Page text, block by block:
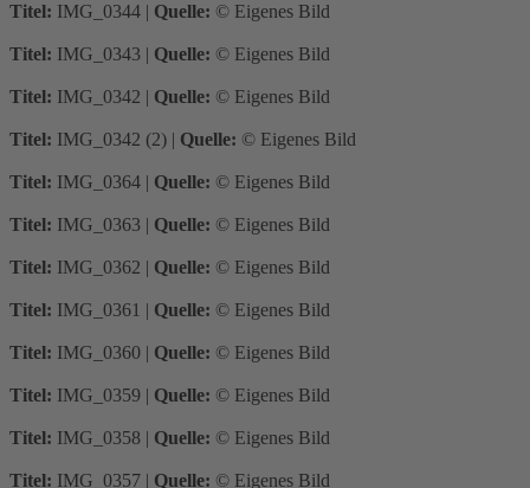
Titel: IMG_0344 | Quelle: © Eigenes Bild
Titel: IMG_0343 | Quelle: © Eigenes Bild
Titel: IMG_0342 | Quelle: © Eigenes Bild
Titel: IMG_0342 (2) | Quelle: © Eigenes Bild
Titel: IMG_0364 | Quelle: © Eigenes Bild
Titel: IMG_0363 | Quelle: © Eigenes Bild
Titel: IMG_0362 | Quelle: © Eigenes Bild
Titel: IMG_0361 | Quelle: © Eigenes Bild
Titel: IMG_0360 | Quelle: © Eigenes Bild
Titel: IMG_0359 | Quelle: © Eigenes Bild
Titel: IMG_0358 | Quelle: © Eigenes Bild
Titel: IMG_0357 | Quelle: © Eigenes Bild